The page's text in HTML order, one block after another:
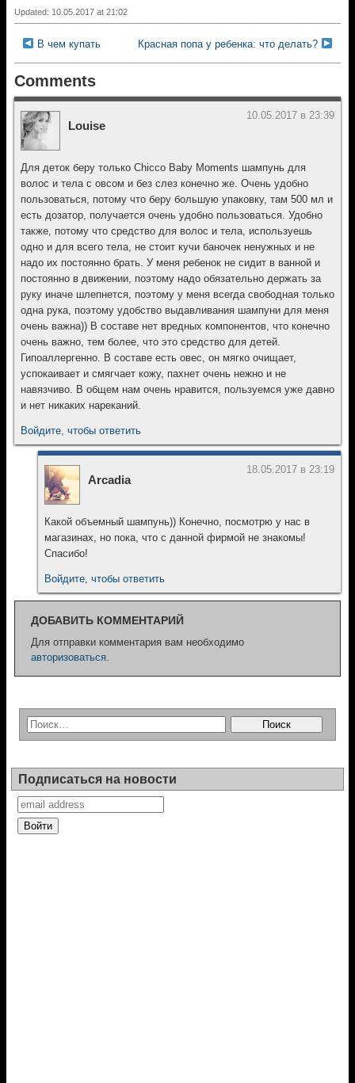
Updated: 10.05.2017 at 21:02
В чем купать Красная попа у ребенка: что делать?
Comments
Louise
10.05.2017 в 23:39
Для деток беру только Chicco Baby Moments шампунь для
волос и тела с овсом и без слез конечно же. Очень удобно
пользоваться, потому что беру большую упаковку, там 500 мл и
есть дозатор, получается очень удобно пользоваться. Удобно
также, потому что средство для волос и тела, используешь
одно и для всего тела, не стоит кучи баночек ненужных и не
надо их постоянно брать. У меня ребенок не сидит в ванной и
постоянно в движении, поэтому надо обязательно держать за
руку иначе шлепнется, поэтому у меня всегда свободная только
одна рука, поэтому удобство выдавливания шампуни для меня
очень важна)) В составе нет вредных компонентов, что конечно
очень важно, тем более, что это средство для детей.
Гипоаллергенно. В составе есть овес, он мягко очищает,
успокаивает и смягчает кожу, пахнет очень нежно и не
навязчиво. В общем нам очень нравится, пользуемся уже давно
и нет никаких нареканий.
Войдите, чтобы ответить
Arcadia
18.05.2017 в 23:19
Какой объемный шампунь)) Конечно, посмотрю у нас в
магазинах, но пока, что с данной фирмой не знакомы!
Спасибо!
Войдите, чтобы ответить
ДОБАВИТЬ КОММЕНТАРИЙ
Для отправки комментария вам необходимо
авторизоваться
Подписаться на новости